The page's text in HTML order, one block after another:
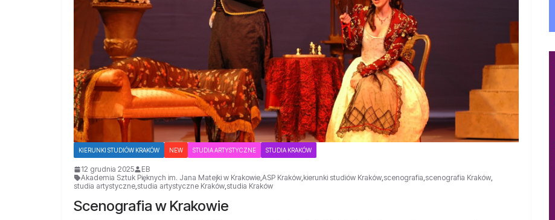
KIERUNKI STUDIÓW KRAKÓW NEW STUDIA ARTYSTYCZNE STUDIA KRAKÓW
12 grudnia 2025
EB
Akademia Sztuk Pięknych im. Jana Matejki w Krakowie ASP Kraków kierunki studiów Kraków scenografia scenografia Kraków
studia artystyczne studia artystyczne Kraków studia Kraków
Scenografia w Krakowie